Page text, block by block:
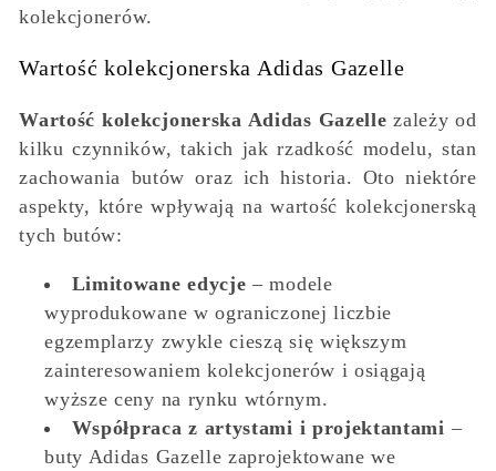
kolekcjonerów.
Wartość kolekcjonerska Adidas Gazelle
Wartość kolekcjonerska Adidas Gazelle zależy od
kilku czynników, takich jak rzadkość modelu, stan
zachowania butów oraz ich historia. Oto niektóre
aspekty, które wpływają na wartość kolekcjonerską
tych butów:
Limitowane edycje – modele
wyprodukowane w ograniczonej liczbie
egzemplarzy zwykle cieszą się większym
zainteresowaniem kolekcjonerów i osiągają
wyższe ceny na rynku wtórnym.
Współpraca z artystami i projektantami –
buty Adidas Gazelle zaprojektowane we